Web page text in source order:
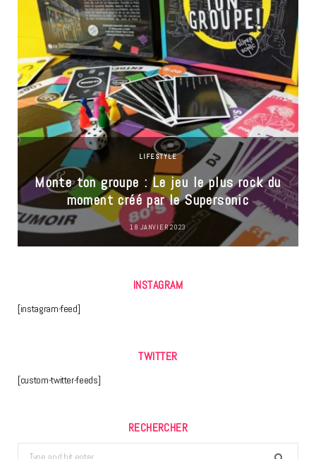
LIFESTYLE
Monte ton groupe : Le jeu le plus rock du
moment créé par le Supersonic
18 JANVIER 2023
INSTAGRAM
[instagram-feed]
TWITTER
[custom-twitter-feeds]
RECHERCHER
Search